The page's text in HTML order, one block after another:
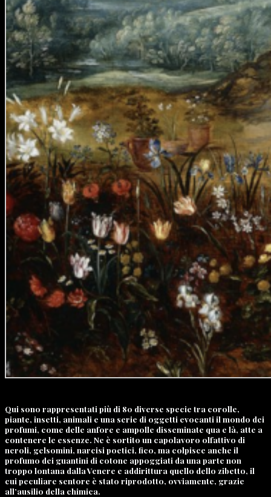
Qui sono rappresentati più di 80 diverse specie tra corolle,
piante, insetti, animali e una serie di oggetti evocanti il mondo dei
profumi, come delle anfore e ampolle disseminate qua e là, atte a
contenere le essenze. Ne è sortito un capolavoro olfattivo di
neroli, gelsomini, narcisi poetici, fico, ma colpisce anche il
profumo dei guantini di cotone appoggiati da una parte non
troppo lontana dalla Venere e addirittura quello dello zibetto, il
cui peculiare sentore è stato riprodotto, ovviamente, grazie
all’ausilio della chimica.